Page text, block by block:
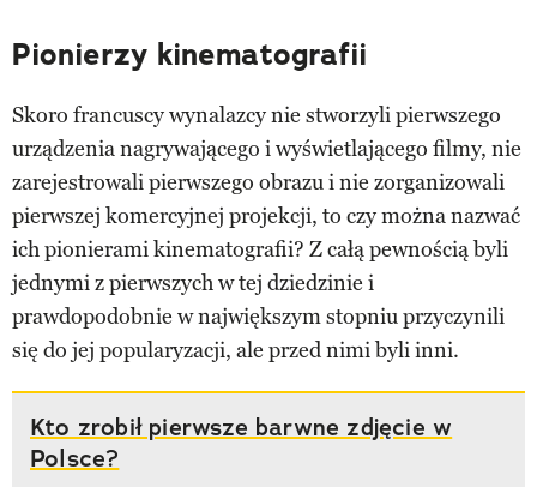
Pionierzy kinematografii
Skoro francuscy wynalazcy nie stworzyli pierwszego
urządzenia nagrywającego i wyświetlającego filmy, nie
zarejestrowali pierwszego obrazu i nie zorganizowali
pierwszej komercyjnej projekcji, to czy można nazwać
ich pionierami kinematografii? Z całą pewnością byli
jednymi z pierwszych w tej dziedzinie i
prawdopodobnie w największym stopniu przyczynili
się do jej popularyzacji, ale przed nimi byli inni.
Kto zrobił pierwsze barwne zdjęcie w
Polsce?